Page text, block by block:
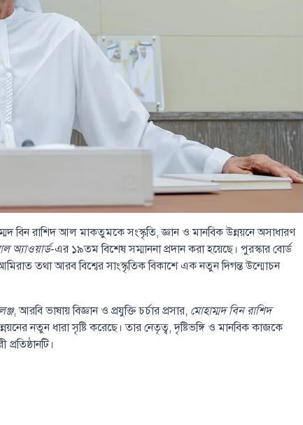
বিন রাশিদ আল মাকতুমকে সংস্কৃতি, জ্ঞান ও মানবিক উন্নয়নে অসাধারণ
অ্যাওয়ার্ড-এর ১৯তম বিশেষ সম্মাননা প্রদান করা হয়েছে। পুরস্কার বোর্ড
তথা আরব বিশ্বের সাংস্কৃতিক বিকাশে এক নতুন দিগন্ত উন্মোচন
, আরবি ভাষায় বিজ্ঞান ও প্রযুক্তি চর্চার প্রসার, মোহাম্মদ বিন রাশিদ
নতুন ধারা সৃষ্টি করেছে। তার নেতৃত্ব, দৃষ্টিভঙ্গি ও মানবিক কাজকে